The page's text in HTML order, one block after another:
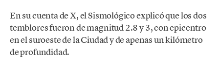
En su cuenta de X, el Sismológico explicó que los dos
temblores fueron de magnitud 2.8 y 3, con epicentro
en el suroeste de la Ciudad y de apenas un kilómetro
de profundidad.